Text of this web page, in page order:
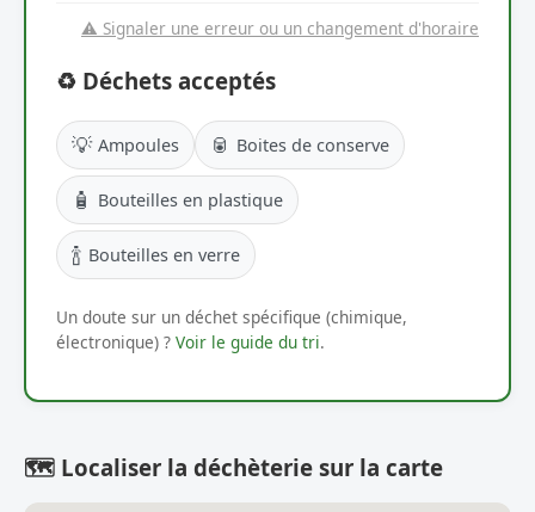
⚠️ Signaler une erreur ou un changement d'horaire
♻️ Déchets acceptés
💡 Ampoules 🥫 Boites de conserve
🧴 Bouteilles en plastique
🍾 Bouteilles en verre
Un doute sur un déchet spécifique (chimique,
électronique) ? Voir le guide du tri.
🗺️ Localiser la déchèterie sur la carte